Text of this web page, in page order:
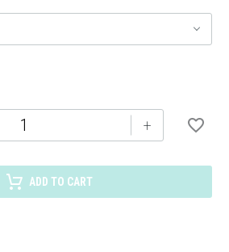
+
ADD TO CART